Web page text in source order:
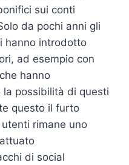
sui conti
da pochi anni gli
hanno introdotto
ad esempio con
hanno
possibilità di questi
questo il furto
rimane uno
di social